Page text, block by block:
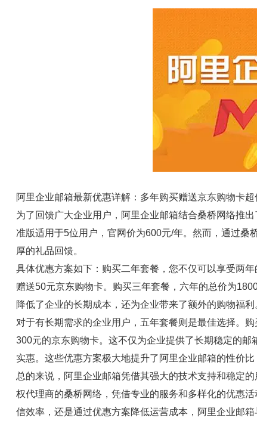
阿里企业邮箱最新优惠详解：多年购买赠送京东购物卡超
为了回馈广大企业用户，阿里企业邮箱结合桑桥网络推
准版适用于5位用户，官网价为600元/年。然而，通过
厚的礼品回馈。
具体优惠方案如下：购买二年套餐，您不仅可以享受两
赠送50元京东购物卡。购买三年套餐，六年的总价为
降低了企业的长期成本，还为企业带来了额外的购物福利
对于有长期需求的企业用户，五年套餐则是最佳选择。
300元的京东购物卡。这不仅为企业提供了长期稳定的
实惠。这些优惠方案极大地提升了阿里企业邮箱的性价
总的来说，阿里企业邮箱凭借其强大的技术支持和稳定
权代理商的桑桥网络，凭借专业的服务和多样化的优惠
信效率，还是通过优惠方案降低运营成本，阿里企业邮